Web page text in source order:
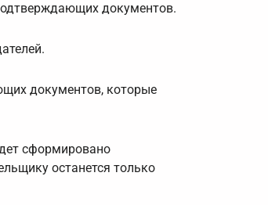
документов.
документов, которые
сформировано
останется только